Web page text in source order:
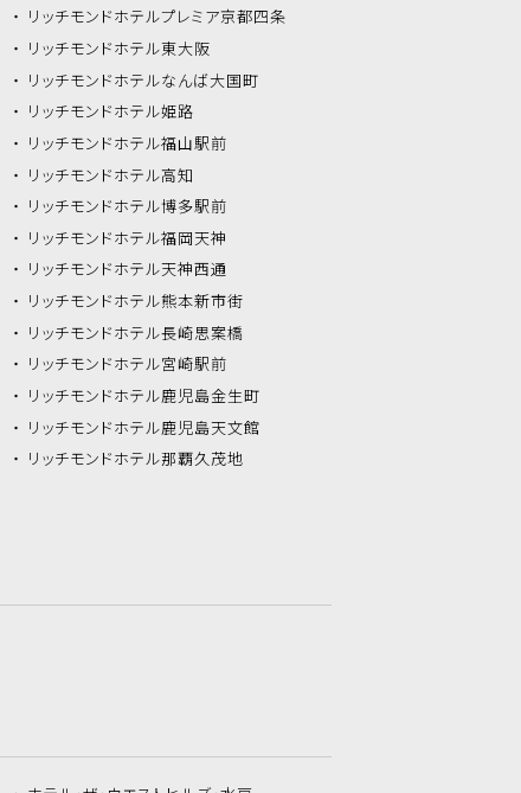
リッチモンドホテルプレミア京都四条
リッチモンドホテル東大阪
リッチモンドホテルなんば大国町
リッチモンドホテル姫路
リッチモンドホテル福山駅前
リッチモンドホテル高知
リッチモンドホテル博多駅前
リッチモンドホテル福岡天神
リッチモンドホテル天神西通
リッチモンドホテル熊本新市街
リッチモンドホテル長崎思案橋
リッチモンドホテル宮崎駅前
リッチモンドホテル鹿児島金生町
リッチモンドホテル鹿児島天文館
リッチモンドホテル那覇久茂地